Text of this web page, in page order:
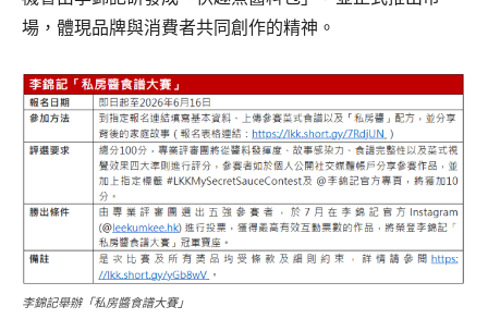
場，體現品牌與消費者共同創作的精神。
李錦記舉辦「私房醬食譜大賽」